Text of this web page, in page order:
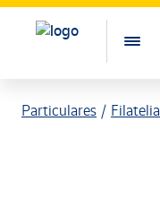
Particulares Filatelia